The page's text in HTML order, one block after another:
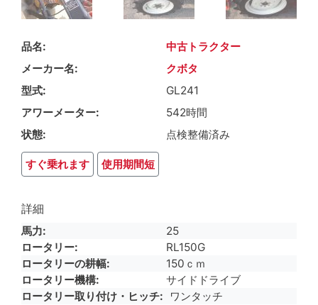
品名
中古トラクター
メーカー名
クボタ
型式
GL241
アワーメーター
542時間
状態
点検整備済み
すぐ乗れます 使用期間短
詳細
馬力
25
ロータリー
RL150G
ロータリーの耕幅
150ｃｍ
ロータリー機構
サイドドライブ
ロータリー取り付け・ヒッチ
ワンタッチ